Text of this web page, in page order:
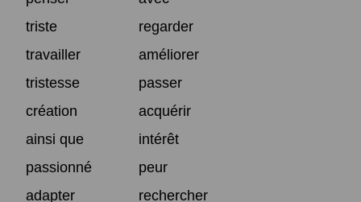
triste
regarder
travailler
améliorer
tristesse
passer
création
acquérir
ainsi que
intérêt
passionné
peur
adapter
rechercher